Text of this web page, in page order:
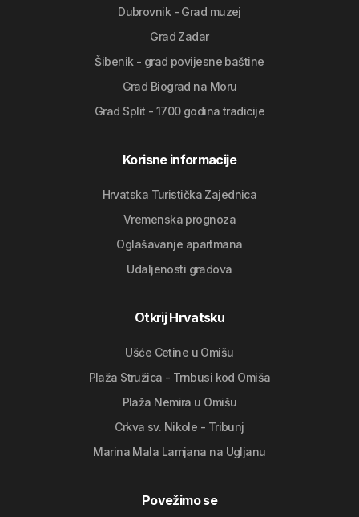
Dubrovnik - Grad muzej
Grad Zadar
Šibenik - grad povijesne baštine
Grad Biograd na Moru
Grad Split - 1700 godina tradicije
Korisne informacije
Hrvatska Turistička Zajednica
Vremenska prognoza
Oglašavanje apartmana
Udaljenosti gradova
Otkrij Hrvatsku
Ušće Cetine u Omišu
Plaža Stružica - Trnbusi kod Omiša
Plaža Nemira u Omišu
Crkva sv. Nikole - Tribunj
Marina Mala Lamjana na Ugljanu
Povežimo se